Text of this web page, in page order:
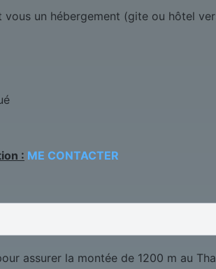
un hébergement (gite ou hôtel
: ME CONTACTER
assurer la montée de 1200 m au